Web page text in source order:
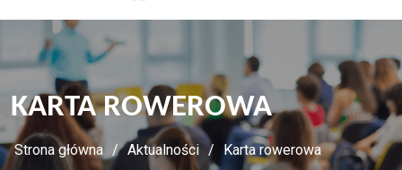
KARTA ROWEROWA
Strona główna Aktualności Karta rowerowa